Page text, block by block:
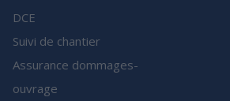
DCE
Suivi de chantier
Assurance dommages-
ouvrage